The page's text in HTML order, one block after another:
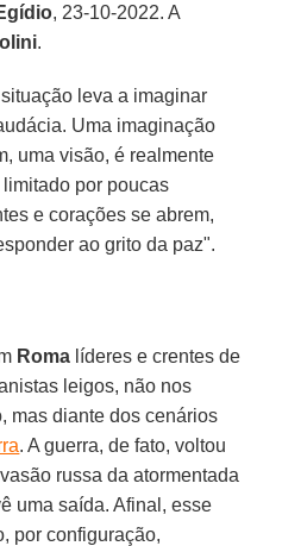
, 23-10-2022. A
.
leva a imaginar
Uma imaginação
uma visão, é realmente
por poucas
e corações se abrem,
ao grito da paz".
Roma líderes e crentes de
leigos, não nos
mas diante dos cenários
. A guerra, de fato, voltou
russa da atormentada
uma saída. Afinal, esse
por configuração,